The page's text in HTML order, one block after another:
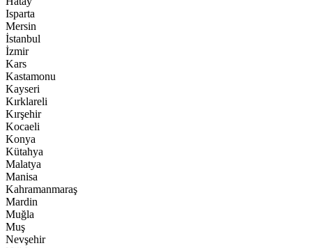
Isparta
Mersin
İstanbul
İzmir
Kars
Kastamonu
Kayseri
Kırklareli
Kırşehir
Kocaeli
Konya
Kütahya
Malatya
Manisa
Kahramanmaraş
Mardin
Muğla
Muş
Nevşehir